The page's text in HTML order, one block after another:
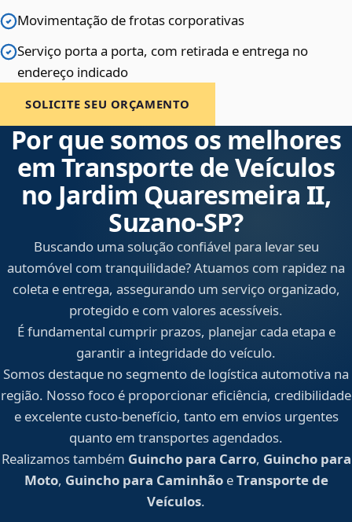
Movimentação de frotas corporativas
Serviço porta a porta, com retirada e entrega no
endereço indicado
SOLICITE SEU ORÇAMENTO
Por que somos os melhores
em Transporte de Veículos
no Jardim Quaresmeira II,
Suzano‑SP?
Buscando uma solução confiável para levar seu
automóvel com tranquilidade? Atuamos com rapidez na
coleta e entrega, assegurando um serviço organizado,
protegido e com valores acessíveis.
É fundamental cumprir prazos, planejar cada etapa e
garantir a integridade do veículo.
Somos destaque no segmento de logística automotiva na
região. Nosso foco é proporcionar eficiência, credibilidade
e excelente custo-benefício, tanto em envios urgentes
quanto em transportes agendados.
Realizamos também Guincho para Carro, Guincho para
Moto, Guincho para CaminhãoeTransporte de
Veículos.